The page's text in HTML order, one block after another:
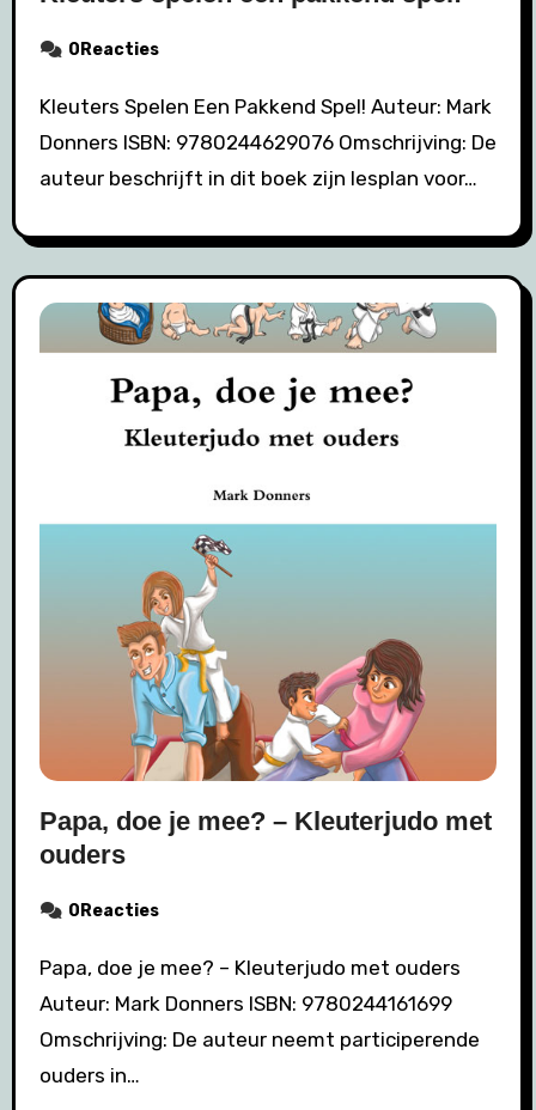
0Reacties
Kleuters Spelen Een Pakkend Spel! Auteur: Mark
Donners ISBN: 9780244629076 Omschrijving: De
auteur beschrijft in dit boek zijn lesplan voor…
Papa, doe je mee? – Kleuterjudo met
ouders
0Reacties
Papa, doe je mee? – Kleuterjudo met ouders
Auteur: Mark Donners ISBN: 9780244161699
Omschrijving: De auteur neemt participerende
ouders in…